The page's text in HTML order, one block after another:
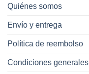
Quiénes somos
Envío y entrega
Política de reembolso
Condiciones generales